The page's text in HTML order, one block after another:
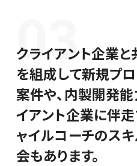
03
クライアント企業
を組成して新規プ
案件や、内製開発
イアント企業に伴
ャイルコーチのス
会もあります。